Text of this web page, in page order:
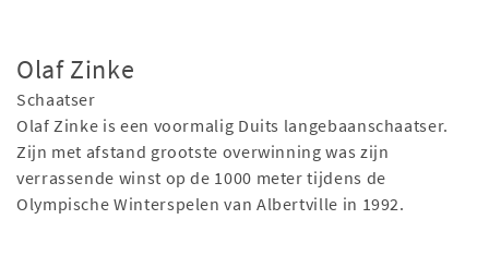
Olaf Zinke
Schaatser
Olaf Zinke is een voormalig Duits langebaanschaatser.
Zijn met afstand grootste overwinning was zijn
verrassende winst op de 1000 meter tijdens de
Olympische Winterspelen van Albertville in 1992.